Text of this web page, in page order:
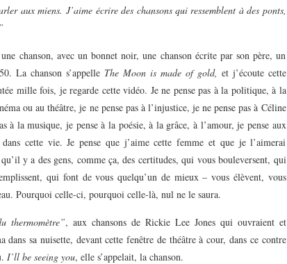
aux miens.J’aime écrire des chansons qui ressemblent à des ponts,
chanson, avec un bonnet noir, une chanson écrite par son père, un
La chanson s’appelle The Moon is made of gold, et j’écoute cette
mille fois, je regarde cette vidéo. Je ne pense pas à la politique, à la
ou au théâtre, je ne pense pas à l’injustice, je ne pense pas à Céline
à la musique, je pense à la poésie, à la grâce, à l’amour, je pense aux
dans cette vie. Je pense que j’aime cette femme et que je l’aimerai
y a des gens, comme ça, des certitudes, qui vous bouleversent, qui
qui font de vous quelqu’un de mieux – vous élèvent, vous
Pourquoi celle-ci, pourquoi celle-là, nul ne le saura.
thermomètre”, aux chansons de Rickie Lee Jones qui ouvraient et
dans sa nuisette, devant cette fenêtre de théâtre à cour, dans ce contre
I’ll be seeing you, elle s’appelait, la chanson.